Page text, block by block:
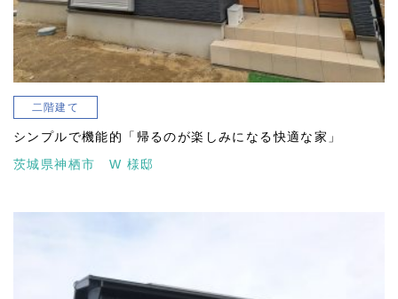
二階建て
シンプルで機能的「帰るのが楽しみになる快適な家」
茨城県神栖市 W 様邸